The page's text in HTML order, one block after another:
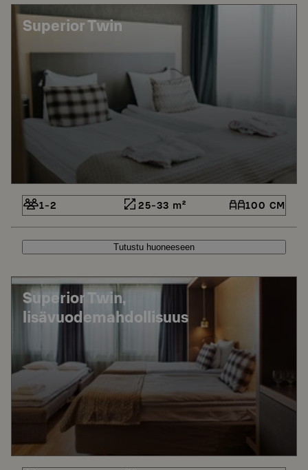
Superior Twin
1-2 25-33 m² 100 CM
Tutustu huoneeseen
Superior Twin,
lisävuodemahdollisuus